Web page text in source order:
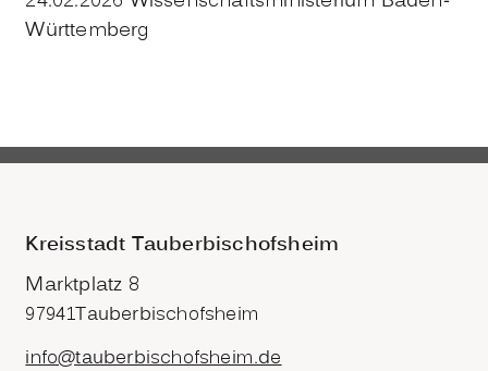
Württemberg
Kreisstadt Tauberbischofsheim
Marktplatz 8
97941Tauberbischofsheim
info@tauberbischofsheim.de